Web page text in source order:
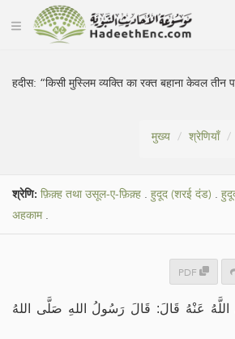
हदीस: “किसी मुस्लिम व्यक्ति का रक्त बहाना केवल तीन
मुख्य श्रेणियाँ
श्रेणि: फ़िक़्ह तथा उसूल-ए-फ़िक़्ह . हुदूद (शरई दंड) .
अहकाम.
PDF
عَنْهُ قَالَ: قَالَ رَسُولُ اللهِ صَلَّى اللهُ